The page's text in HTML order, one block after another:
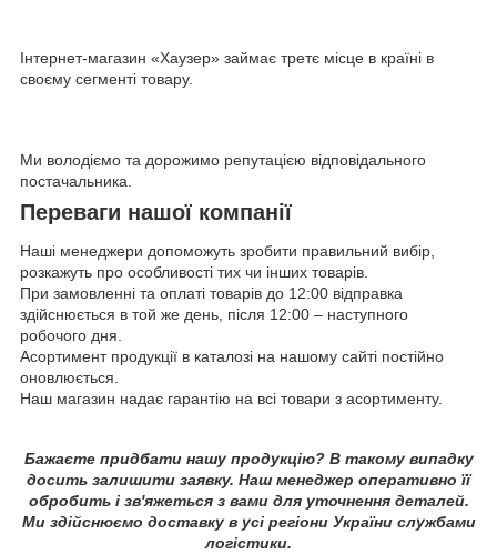
Інтернет-магазин «Хаузер» займає третє місце в країні в
своєму сегменті товару.
Ми володіємо та дорожимо репутацією відповідального
постачальника.
Переваги нашої компанії
Наші менеджери допоможуть зробити правильний вибір,
розкажуть про особливості тих чи інших товарів.
При замовленні та оплаті товарів до 12:00 відправка
здійснюється в той же день, після 12:00 – наступного
робочого дня.
Асортимент продукції в каталозі на нашому сайті постійно
оновлюється.
Наш магазин надає гарантію на всі товари з асортименту.
Бажаєте придбати нашу продукцію? В такому випадку
досить залишити заявку. Наш менеджер оперативно її
обробить і зв'яжеться з вами для уточнення деталей.
Ми здійснюємо доставку в усі регіони України службами
логістики.